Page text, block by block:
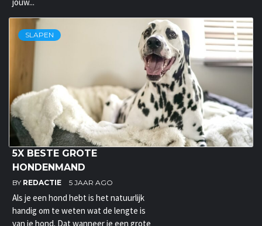
SLAPEN
5X BESTE GROTE
HONDENMAND
BY REDACTIE 5 JAAR AGO
Als je een hond hebt is het natuurlijk
handig om te weten wat de lengte is
van je hond. Dat wanneer je een grote